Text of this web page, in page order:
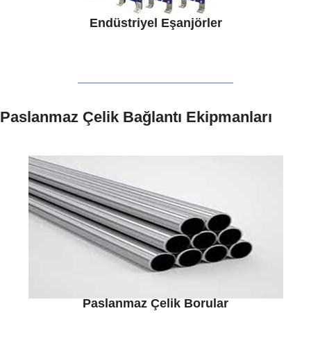
Endüstriyel Eşanjörler
Paslanmaz Çelik Bağlantı Ekipmanları
Paslanmaz Çelik Borular